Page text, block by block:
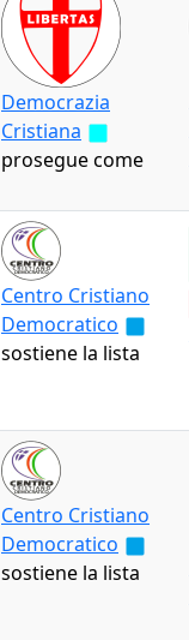
Democrazia
Cristiana
prosegue come
Centro Cristiano
Democratico
sostiene la lista
Centro Cristiano
Democratico
sostiene la lista